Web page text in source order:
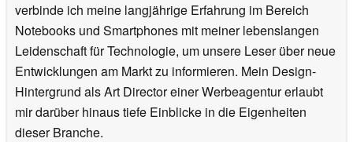
verbinde ich meine langjährige Erfahrung im Bereich
Notebooks und Smartphones mit meiner lebenslangen
Leidenschaft für Technologie, um unsere Leser über neue
Entwicklungen am Markt zu informieren. Mein Design-
Hintergrund als Art Director einer Werbeagentur erlaubt
mir darüber hinaus tiefe Einblicke in die Eigenheiten
dieser Branche.